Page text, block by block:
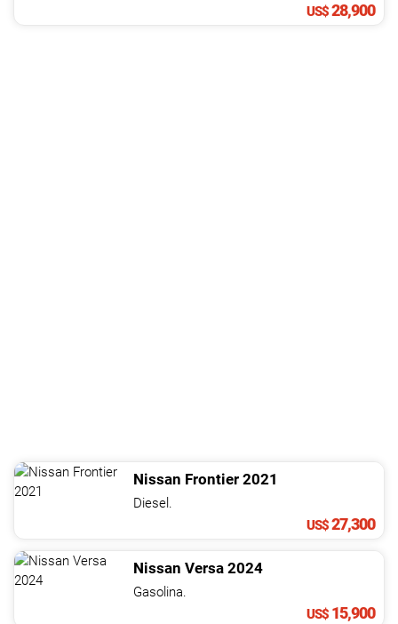
US$28,900
Nissan Frontier 2021
Diesel.
US$27,300
Nissan Versa 2024
Gasolina.
US$ 15,900